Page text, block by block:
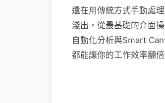
還在用傳統方式手動處
淺出，從最基礎的介面
自動化分析與Smart
都能讓你的工作效率翻